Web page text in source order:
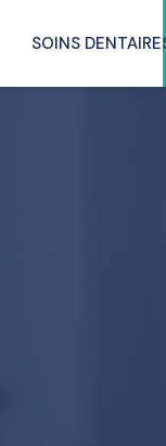
SOINS